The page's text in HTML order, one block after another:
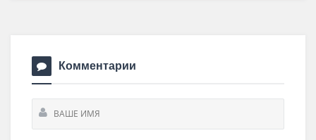
Комментарии